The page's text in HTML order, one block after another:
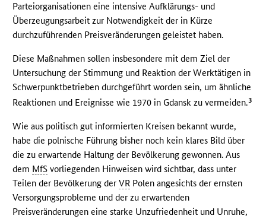
Parteiorganisationen eine intensive Aufklärungs- und
Überzeugungsarbeit zur Notwendigkeit der in Kürze
durchzuführenden Preisveränderungen geleistet haben.
Diese Maßnahmen sollen insbesondere mit dem Ziel der
Untersuchung der Stimmung und Reaktion der Werktätigen in
Schwerpunktbetrieben durchgeführt worden sein, um ähnliche
Reaktionen und Ereignisse wie 1970 in Gdansk zu vermeiden.3
Wie aus politisch gut informierten Kreisen bekannt wurde,
habe die polnische Führung bisher noch kein klares Bild über
die zu erwartende Haltung der Bevölkerung gewonnen. Aus
dem MfS vorliegenden Hinweisen wird sichtbar, dass unter
Teilen der Bevölkerung derVR Polen angesichts der ernsten
Versorgungsprobleme und der zu erwartenden
Preisveränderungen eine starke Unzufriedenheit und Unruhe,